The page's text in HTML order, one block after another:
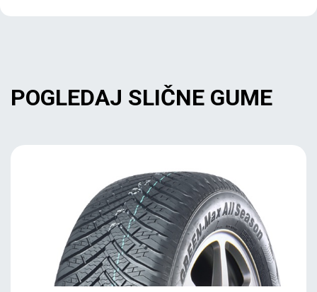
POGLEDAJ SLIČNE GUME